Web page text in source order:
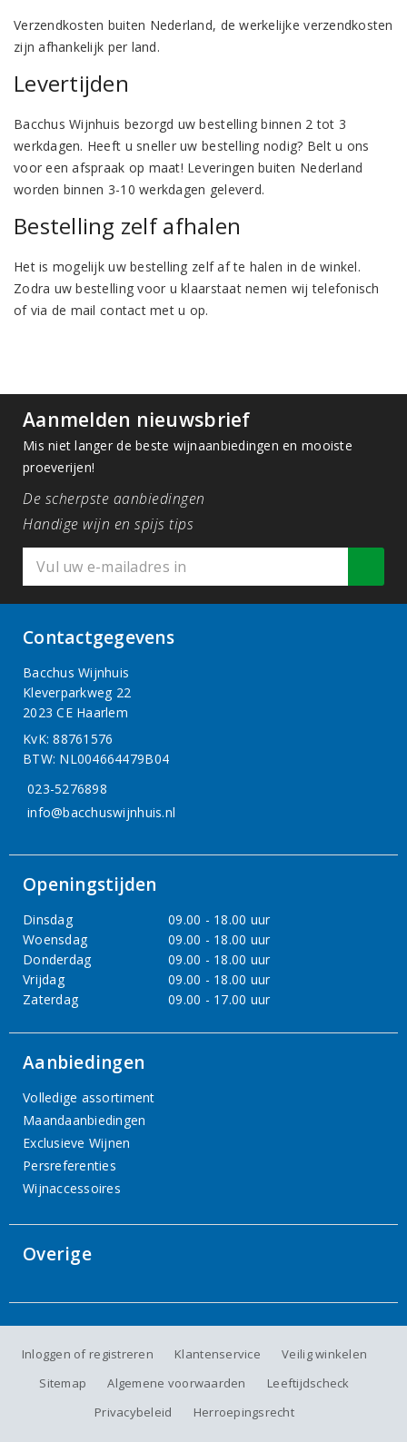
Verzendkosten buiten Nederland, de werkelijke verzendkosten
zijn afhankelijk per land.
Levertijden
Bacchus Wijnhuis bezorgd uw bestelling binnen 2 tot 3
werkdagen. Heeft u sneller uw bestelling nodig? Belt u ons
voor een afspraak op maat! Leveringen buiten Nederland
worden binnen 3-10 werkdagen geleverd.
Bestelling zelf afhalen
Het is mogelijk uw bestelling zelf af te halen in de winkel.
Zodra uw bestelling voor u klaarstaat nemen wij telefonisch
of via de mail contact met u op.
Aanmelden nieuwsbrief
Mis niet langer de beste wijnaanbiedingen en mooiste
proeverijen!
De scherpste aanbiedingen
Handige wijn en spijs tips
Contactgegevens
Bacchus Wijnhuis
Kleverparkweg 22
2023 CE Haarlem
KvK: 88761576
BTW: NL004664479B04
023-5276898
info@bacchuswijnhuis.nl
Openingstijden
Dinsdag
09.00 - 18.00 uur
Woensdag
09.00 - 18.00 uur
Donderdag
09.00 - 18.00 uur
Vrijdag
09.00 - 18.00 uur
Zaterdag
09.00 - 17.00 uur
Aanbiedingen
Volledige assortiment
Maandaanbiedingen
Exclusieve Wijnen
Persreferenties
Wijnaccessoires
Overige
Inloggen of registreren Klantenservice
Veilig winkelen
Sitemap
Algemene voorwaarden
Leeftijdscheck
Privacybeleid
Herroepingsrecht